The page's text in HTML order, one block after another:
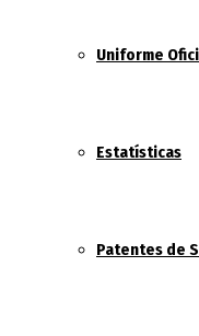
Uniforme
Estatísticas
Patentes de